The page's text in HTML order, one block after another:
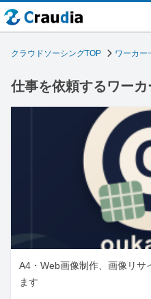
クラウドソーシングTOP ワーカー
仕事を依頼するワー
A4・Web画像制作、画像リサ
ます